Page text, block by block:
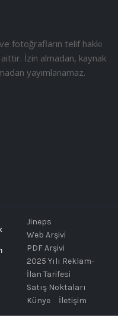
fotoğrafların telif hakkı
aittir. İzin almadan, kaynak
yayımlanamaz.
Jineps
Web Arşivi
PDF Arşivi
2025 Yılı Reklam-
İlan Tarifesi
Satış Noktaları
Künye
İletişim